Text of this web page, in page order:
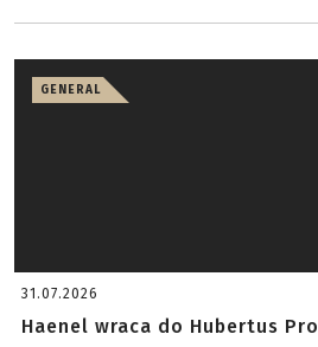
GENERAL
31.07.2026
Haenel wraca do Hubertus Pro